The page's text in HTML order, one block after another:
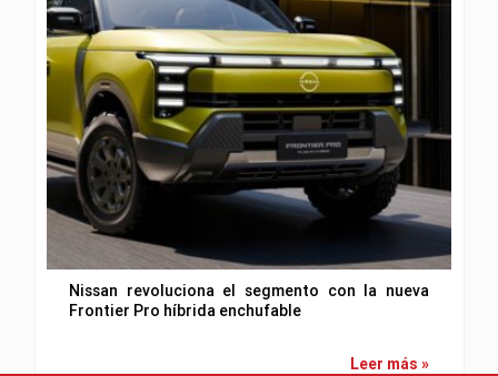
Nissan revoluciona el segmento con la nueva
Frontier Pro híbrida enchufable
Leer más »